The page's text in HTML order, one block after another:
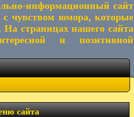
информационный сайт
чувством юмора, которые
страницах нашего сайта
и позитивной
сайта